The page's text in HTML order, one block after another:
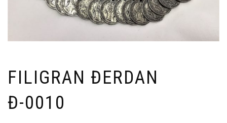
FILIGRAN ĐERDAN
Đ-0010